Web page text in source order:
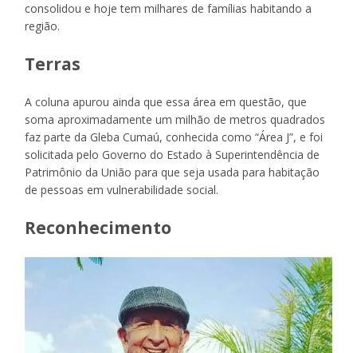
consolidou e hoje tem milhares de famílias habitando a
região.
Terras
A coluna apurou ainda que essa área em questão, que
soma aproximadamente um milhão de metros quadrados
faz parte da Gleba Cumaú, conhecida como “Área J”, e foi
solicitada pelo Governo do Estado à Superintendência de
Patrimônio da União para que seja usada para habitação
de pessoas em vulnerabilidade social.
Reconhecimento